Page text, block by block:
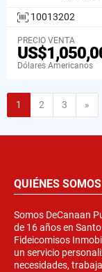
10013202
PRECIO VENTA
Dólares Americanos
1 2 3 »
QUIÉNES SOMOS
Somos DeCanaan
de 16 años en
Fideicomisos
un servicio
necesidades,